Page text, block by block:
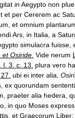
in Aegypto non
et per Cererem ac
et omnium
Ars in Italia a
simulacra fuisse
et Osiride Vide nerum
l 3 c 13 plura vero
27 ubi ei inter alia
ex quorundam
praeter alia hedera
in quo Moses
et Graecorum Liber: